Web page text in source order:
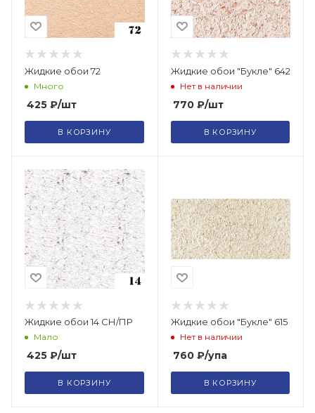
Жидкие обои 72
Много
425 ₽/шт
В КОРЗИНУ
Жидкие обои "Букле" 642
Нет в наличии
770₽/шт
В КОРЗИНУ
Жидкие обои 14 СН/ПР
Мало
425 ₽/шт
В КОРЗИНУ
Жидкие обои "Букле" 615
Нет в наличии
760₽/упа
В КОРЗИНУ